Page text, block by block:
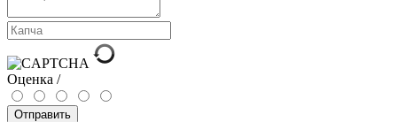
Оценка /
Отправить